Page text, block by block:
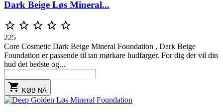
Dark Beige Løs Mineral...
    
225
Core Cosmetic Dark Beige Mineral Foundation , Dark Beige
Foundation er passende til tan mørkare hudfarger. For dig der vil din
hud det bedste og...
 KØB NÅ